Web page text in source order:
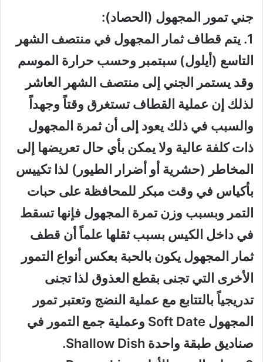
جني تمور المجهول (الحصاد):
1. يتم قطاف ثمار المجهول في منتصف الشهر
التاسع (أيلول) سبتمبر وحسب حرارة الموسم
وقد يستمر الجني إلى منتصف الشهر العاشر
لذلك إن عملية القطاف تستغرق وقتاً وجهداً
والسبب في ذلك يعود إلى أن ثمرة المجهول
ذات كلفة عالية ولا يمكن بأي حال تعريضها إلى
المخاطر (حشرية أو أضرار الطيور) لذا تكييس
بأكياس في وقت مبكر للمحافظة على حبات
التمر وبسبب وزن تمرة المجهول فإنها تسقط
في داخل الكيس بسبب ثقلها علماً أن قطف
ثمار المجهول يكون بالحبة بعكس أنواع التمور
الأخرى التي تجنى بقطع العذوق لذا تجنى
تدريجياً بالتتابع مع عملية النضج وتعتبر تمور
المجهول Soft Date وعملية جمع التمور في
صناديق طبقة واحدة Shallow Dish.